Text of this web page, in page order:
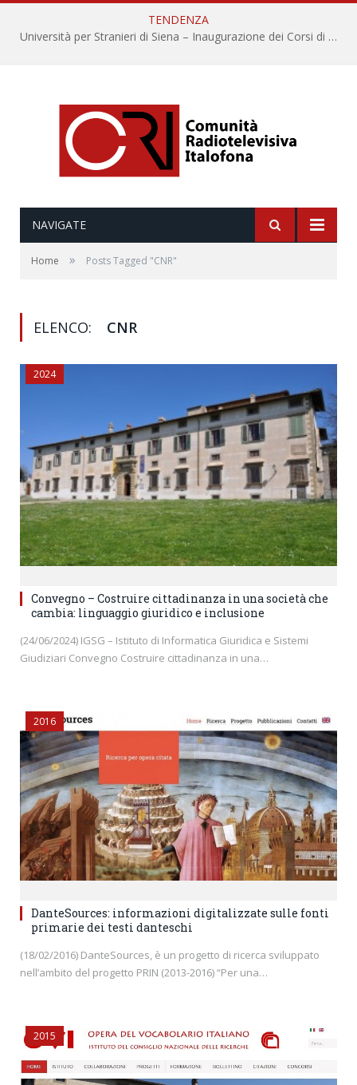
TENDENZA
Università per Stranieri di Siena – Inaugurazione dei Corsi di Lingua e Cultura Italiana, 109a annata
NAVIGATE
Home » Posts Tagged "CNR"
ELENCO: CNR
2024
Convegno – Costruire cittadinanza in una società che
cambia: linguaggio giuridico e inclusione
(24/06/2024) IGSG – Istituto di Informatica Giuridica e Sistemi
Giudiziari Convegno Costruire cittadinanza in una…
2016
DanteSources: informazioni digitalizzate sulle fonti
primarie dei testi danteschi
(18/02/2016) DanteSources, è un progetto di ricerca sviluppato
nell’ambito del progetto PRIN (2013-2016) “Per una…
2015